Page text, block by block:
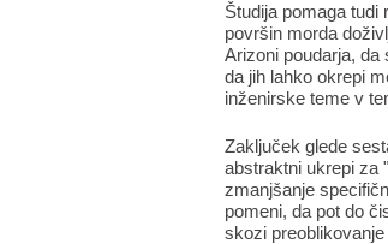
Študija pomaga
površin morda
Arizoni poudarja,
da jih lahko okrepi
inženirske teme v
Zaključek glede
abstraktni ukrepi za
zmanjšanje
pomeni, da pot do
skozi